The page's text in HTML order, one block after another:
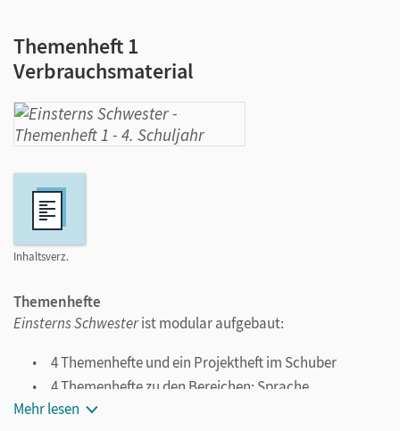
Inhaltsverz.
Themenheft 1
Verbrauchsmaterial
Themenhefte
Einsterns Schwesterist modular aufgebaut:
4 Themenhefte und ein Projektheft im Schuber
4 Themenhefte zu den Bereichen: Sprache
untersuchen, Richtig schreiben, Texte planen und
Mehr lesen